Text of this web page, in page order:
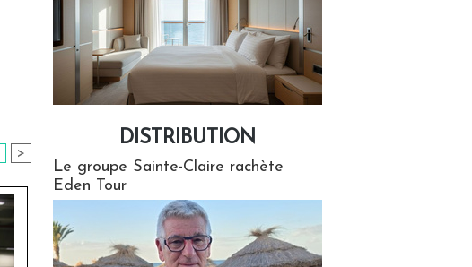
>
DISTRIBUTION
Le groupe Sainte-Claire rachète
Eden Tour